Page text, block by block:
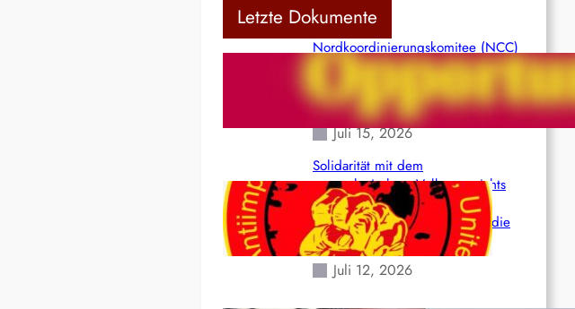
Letzte Dokumente
Nordkoordinierungskomitee (NCC)
der Kommunistischen Partei Indiens
(Maoistisch): Postmoderner
Opportunismus
Juli 15, 2026
Solidarität mit dem
venezolanischem Volk angesichts
der verlorenen Leben und der
katastrophalen Situation durch die
Erdbeben des 24. Juni!
Juli 12, 2026